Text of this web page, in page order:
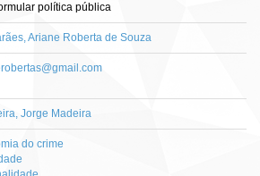
política pública
Ariane Roberta de Souza
Jorge Madeira
do crime